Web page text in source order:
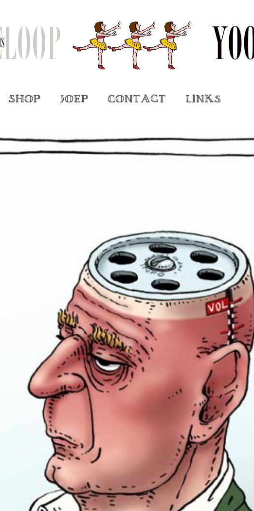
Shop Joep Contact Links